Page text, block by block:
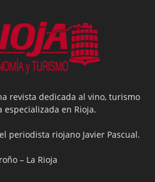
revista dedicada al vino, turismo
especializada en Rioja.
periodista riojano Javier Pascual.
– La Rioja